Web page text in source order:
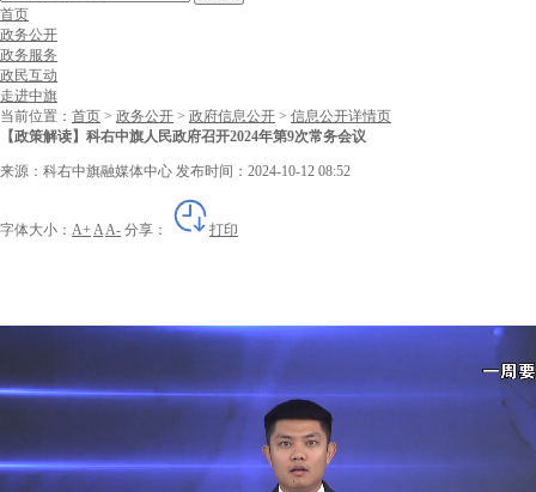
首页
政务公开
政务服务
政民互动
走进中旗
当前位置： 首页 > 政务公开 > 政府信息公开 > 信息公开详情页
【政策解读】科右中旗人民政府召开2024年第9次常务会议
来源：科右中旗融媒体中心 发布时间：2024-10-12 08:52
字体大小： A+ AA- 分享： 打印